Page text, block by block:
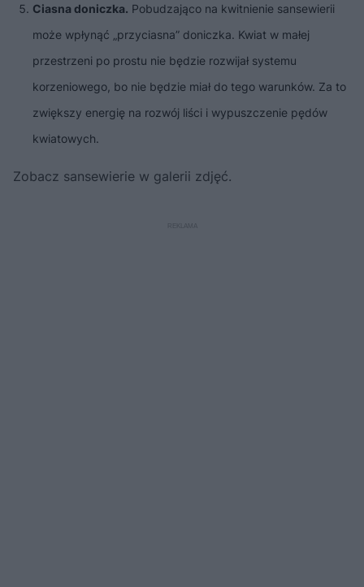
Ciasna doniczka. Pobudzająco na kwitnienie sansewierii
może wpłynąć „przyciasna” doniczka. Kwiat w małej
przestrzeni po prostu nie będzie rozwijał systemu
korzeniowego, bo nie będzie miał do tego warunków. Za to
zwiększy energię na rozwój liści i wypuszczenie pędów
kwiatowych.
Zobacz sansewierie w galerii zdjęć.